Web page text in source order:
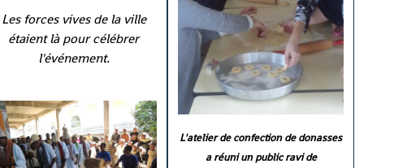
Les forces vives de la ville
étaient là pour célébrer
l'événement.
L'atelier de confection de donasses
a réuni un public ravi de